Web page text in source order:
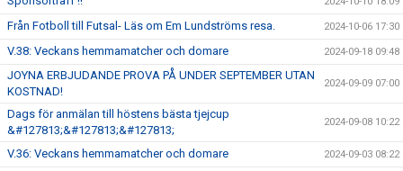
Från Fotboll till Futsal- Läs om Em Lundströms resa. 2024-10-06 17:30
V.38: Veckans hemmamatcher och domare 2024-09-18 09:48
JOYNA ERBJUDANDE PROVA PÅ UNDER SEPTEMBER UTAN
KOSTNAD!
2024-09-09 07:00
Dags för anmälan till höstens bästa tjejcup
&#127813;&#127813;&#127813;
2024-09-08 10:22
V.36: Veckans hemmamatcher och domare 2024-09-03 08:22